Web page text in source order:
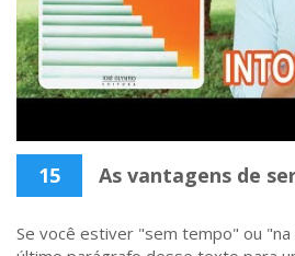
15 As vantagens de
Se você estiver "sem tempo" ou